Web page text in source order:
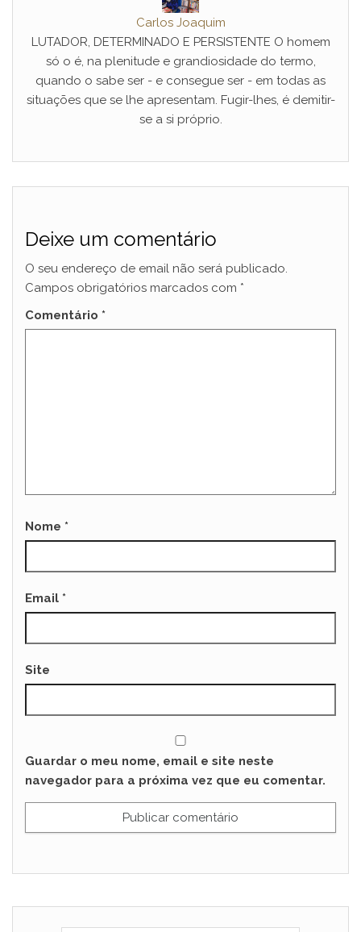
Carlos Joaquim
LUTADOR, DETERMINADO E PERSISTENTE O homem
só o é, na plenitude e grandiosidade do termo,
quando o sabe ser - e consegue ser - em todas as
situações que se lhe apresentam. Fugir-lhes, é demitir-
se a si próprio.
Deixe um comentário
O seu endereço de email não será publicado.
Campos obrigatórios marcados com *
Comentário *
Nome *
Email *
Site
Guardar o meu nome, email e site neste
navegador para a próxima vez que eu comentar.